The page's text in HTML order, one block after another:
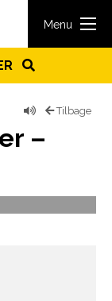
Menu
Tilbage
–